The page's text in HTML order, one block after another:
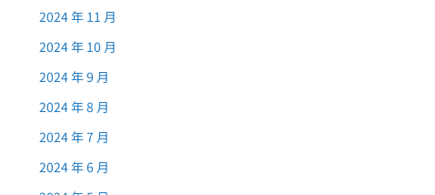
2024 年 11 月
2024 年 10 月
2024 年 9 月
2024 年 8 月
2024 年 7 月
2024 年 6 月